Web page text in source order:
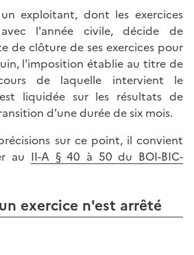
exploitant, dont les exercices
l'année civile, décide de
de clôture de ses exercices pour
l'imposition établie au titre de
de laquelle intervient le
liquidée sur les résultats de
d'une durée de six mois.
sur ce point, il convient
au II-A § 40 à 50 du BOI-BIC-
exercice n'est arrêté